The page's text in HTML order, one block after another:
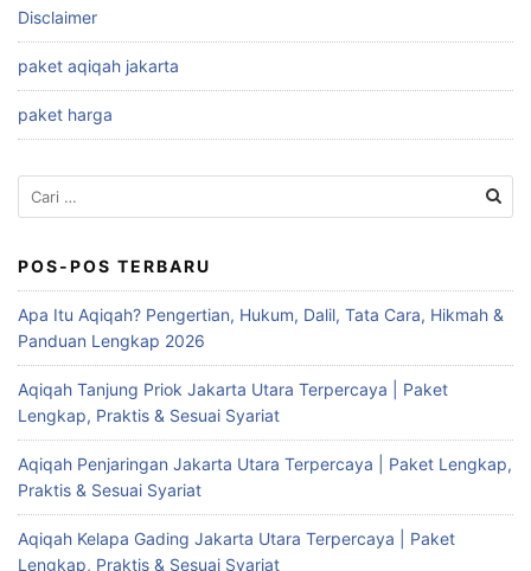
Disclaimer
paket aqiqah jakarta
paket harga
Cari
untuk:
POS-POS TERBARU
Apa Itu Aqiqah? Pengertian, Hukum, Dalil, Tata Cara, Hikmah &
Panduan Lengkap 2026
Aqiqah Tanjung Priok Jakarta Utara Terpercaya | Paket
Lengkap, Praktis & Sesuai Syariat
Aqiqah Penjaringan Jakarta Utara Terpercaya | Paket Lengkap,
Praktis & Sesuai Syariat
Aqiqah Kelapa Gading Jakarta Utara Terpercaya | Paket
Lengkap, Praktis & Sesuai Syariat